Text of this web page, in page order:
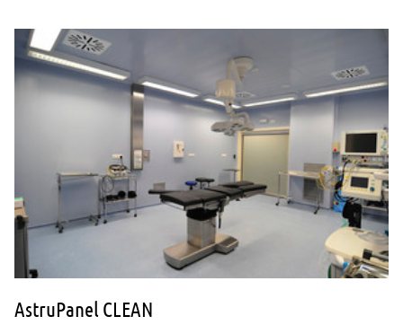
AstruPanel CLEAN